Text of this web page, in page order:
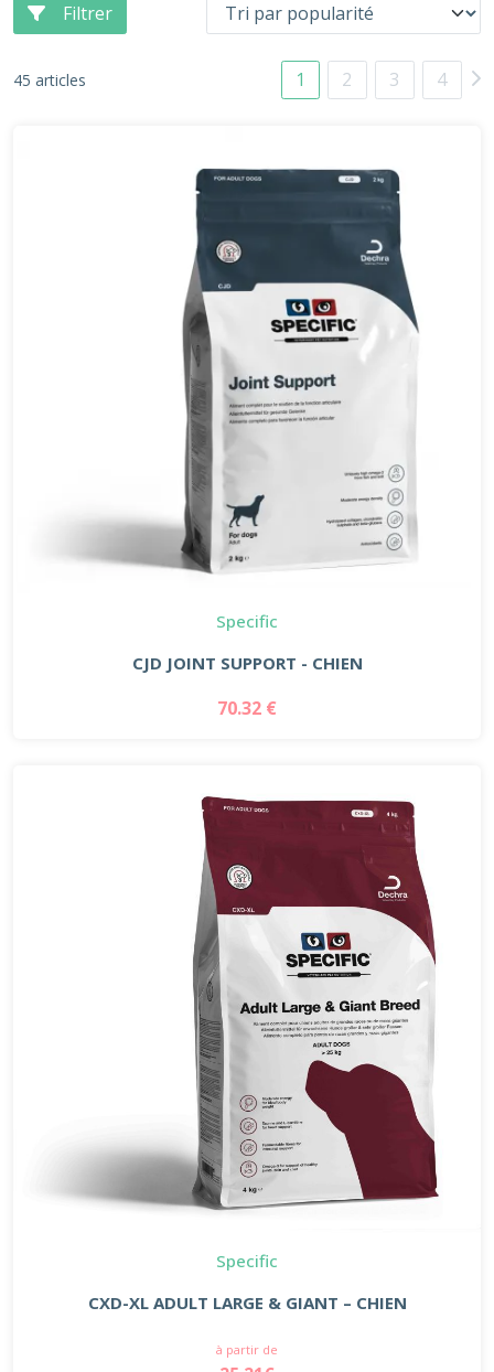
Filtrer
45 articles 1 2 3 4
Specific
CJD JOINT SUPPORT - CHIEN
70.32 €
Specific
CXD-XL ADULT LARGE & GIANT – CHIEN
à partir de